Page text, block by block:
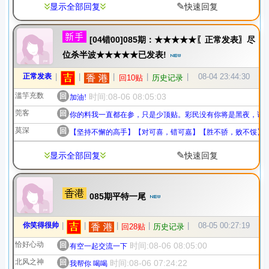
显示全部回复 ✎快速回复
[04错00]085期：★★★★★〖正常发表〗尽
位杀半波★★★★★已发表!
正常发表 回10贴 历史记录 08-04 23:44:30
滥竽充数 回 加油! 时间:08-06 08:05:03
莞客 回 你的料我一直都在参，只是少顶贴。彩民没有你将是黑夜，请
莫深
回 【坚持不懈的高手】【对可喜，错可嘉】【胜不骄，败不馁】
显示全部回复 ✎快速回复
085期平特一尾
你笑得很帅 回28贴 历史记录 08-05 00:27:19
恰好心动 回 有空一起交流一下 时间:08-06 08:05:00
北风之神 回 我帮你 喝喝 时间:08-06 07:24:22